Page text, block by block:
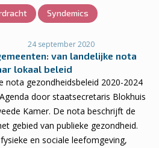
Syndemics
24 september 2020
van landelijke nota
lokaal beleid
nota gezondheidsbeleid 2020-2024
door staatsecretaris Blokhuis
Kamer. De nota beschrijft de
gebied van publieke gezondheid.
en sociale leefomgeving,